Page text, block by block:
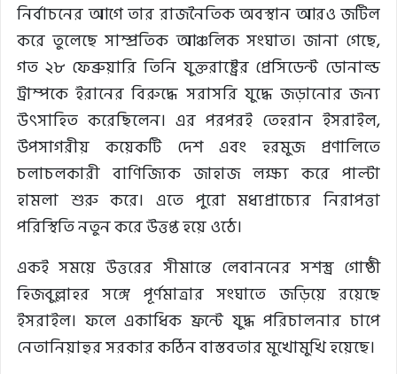
নির্বাচনের আগে তার রাজনৈতিক অবস্থান আরও জটিল
করে তুলেছে সাম্প্রতিক আঞ্চলিক সংঘাত। জানা গেছে,
গত ২৮ ফেব্রুয়ারি তিনি যুক্তরাষ্ট্রের প্রেসিডেন্ট ডোনাল্ড
ট্রাম্পকে ইরানের বিরুদ্ধে সরাসরি যুদ্ধে জড়ানোর জন্য
উৎসাহিত করেছিলেন। এর পরপরই তেহরান ইসরাইল,
উপসাগরীয় কয়েকটি দেশ এবং হরমুজ প্রণালিতে
চলাচলকারী বাণিজ্যিক জাহাজ লক্ষ্য করে পাল্টা
হামলা শুরু করে। এতে পুরো মধ্যপ্রাচ্যের নিরাপত্তা
পরিস্থিতি নতুন করে উত্তপ্ত হয়ে ওঠে।
একই সময়ে উত্তরের সীমান্তে লেবাননের সশস্ত্র গোষ্ঠী
হিজবুল্লাহর সঙ্গে পূর্ণমাত্রার সংঘাতে জড়িয়ে রয়েছে
ইসরাইল। ফলে একাধিক ফ্রন্টে যুদ্ধ পরিচালনার চাপে
নেতানিয়াহুর সরকার কঠিন বাস্তবতার মুখোমুখি হয়েছে।